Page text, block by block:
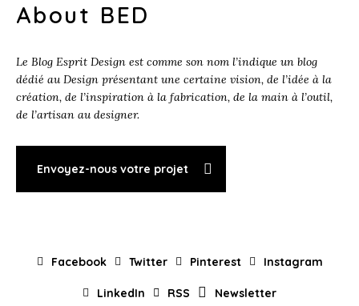
About BED
Le Blog Esprit Design est comme son nom l’indique un blog
dédié au Design présentant une certaine vision, de l’idée à la
création, de l’inspiration à la fabrication, de la main à l’outil,
de l’artisan au designer.
Envoyez-nous votre projet
Facebook Twitter Pinterest Instagram
LinkedIn RSS Newsletter